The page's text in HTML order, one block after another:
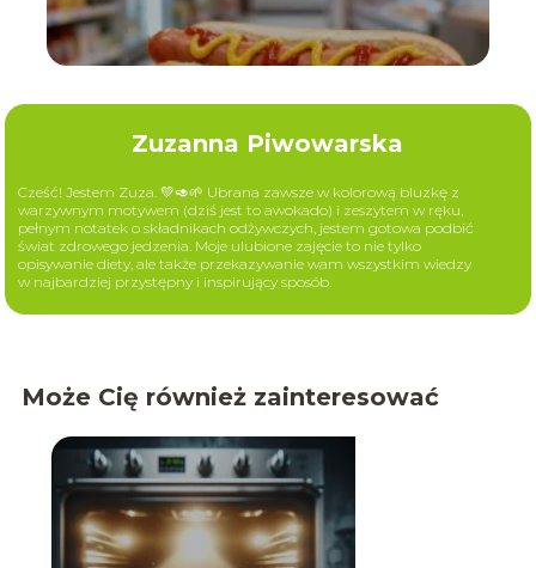
Zuzanna Piwowarska
Cześć! Jestem Zuza. 💚🥑🌱 Ubrana zawsze w kolorową bluzkę z
warzywnym motywem (dziś jest to awokado) i zeszytem w ręku,
pełnym notatek o składnikach odżywczych, jestem gotowa podbić
świat zdrowego jedzenia. Moje ulubione zajęcie to nie tylko
opisywanie diety, ale także przekazywanie wam wszystkim wiedzy
w najbardziej przystępny i inspirujący sposób.
Może Cię również zainteresować